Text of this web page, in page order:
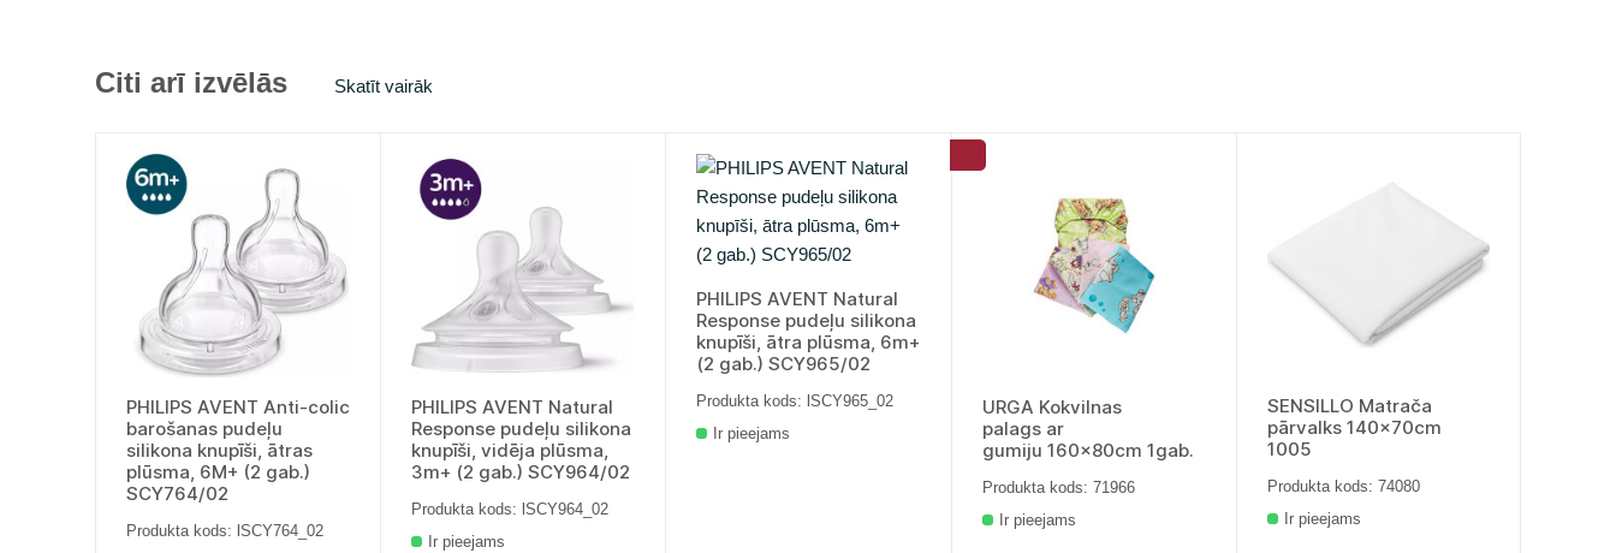
Citi arī izvēlās Skatīt vairāk
PHILIPS AVENT Anti-colic
barošanas pudeļu
silikona knupīši, ātras
plūsma, 6M+ (2 gab.)
SCY764/02
Produkta kods: lSCY764_02
PHILIPS AVENT Natural
Response pudeļu silikona
knupīši, vidēja plūsma,
3m+ (2 gab.) SCY964/02
Produkta kods: lSCY964_02
Ir pieejams
PHILIPS AVENT Natural
Response pudeļu silikona
knupīši, ātra plūsma, 6m+
(2 gab.) SCY965/02
Produkta kods: lSCY965_02
Ir pieejams
URGA Kokvilnas
palags ar
gumiju 160x80cm 1gab.
Produkta kods: 71966
Ir pieejams
SENSILLO Matrača
pārvalks 140x70cm
1005
Produkta kods: 74080
Ir pieejams